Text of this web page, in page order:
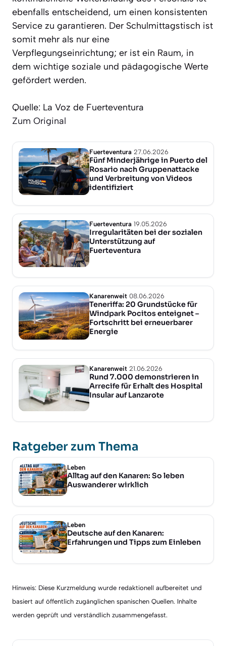
ebenfalls entscheidend, um einen konsistenten
Service zu garantieren. Der Schulmittagstisch ist
somit mehr als nur eine
Verpflegungseinrichtung; er ist ein Raum, in
dem wichtige soziale und pädagogische Werte
gefördert werden.
Quelle: La Voz de Fuerteventura
Zum Original
Fuerteventura 27.06.2026
Fünf Minderjährige in Puerto del
Rosario nach Gruppenattacke
und Verbreitung von Videos
identifiziert
Fuerteventura 19.05.2026
Irregularitäten bei der sozialen
Unterstützung auf
Fuerteventura
Kanarenweit 08.06.2026
Teneriffa: 20 Grundstücke für
Windpark Pocitos enteignet –
Fortschritt bei erneuerbarer
Energie
Kanarenweit 21.06.2026
Rund 7.000 demonstrieren in
Arrecife für Erhalt des Hospital
Insular auf Lanzarote
Ratgeber zum Thema
Leben
Alltag auf den Kanaren: So leben
Auswanderer wirklich
Leben
Deutsche auf den Kanaren:
Erfahrungen und Tipps zum Einleben
Hinweis: Diese Kurzmeldung wurde redaktionell aufbereitet und
basiert auf öffentlich zugänglichen spanischen Quellen. Inhalte
werden geprüft und verständlich zusammengefasst.